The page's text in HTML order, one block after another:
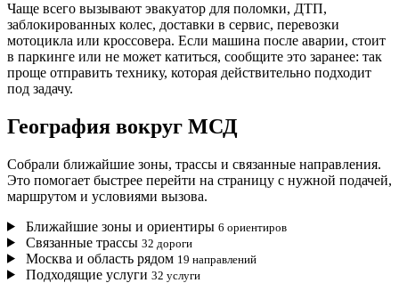
Чаще всего вызывают эвакуатор для поломки, ДТП,
заблокированных колес, доставки в сервис, перевозки
мотоцикла или кроссовера. Если машина после аварии, стоит
в паркинге или не может катиться, сообщите это заранее: так
проще отправить технику, которая действительно подходит
под задачу.
География вокруг МСД
Собрали ближайшие зоны, трассы и связанные направления.
Это помогает быстрее перейти на страницу с нужной подачей,
маршрутом и условиями вызова.
Ближайшие зоны и ориентиры 6 ориентиров
Связанные трассы 32 дороги
Москва и область рядом 19 направлений
Подходящие услуги 32 услуги